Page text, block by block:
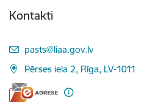
Kontakti
E-pasts:
pasts@liaa.gov.lv
Pērses iela 2, Rīga, LV-1011